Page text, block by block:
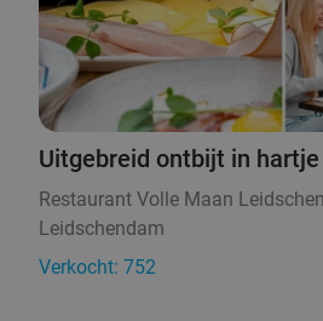
Uitgebreid ontbijt in
Restaurant Volle Maan
Leidschendam
Verkocht: 752